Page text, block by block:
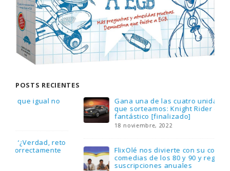
POSTS RECIENTES
Gana una de las cuatro unidades de PLAYMOBIL
que sorteamos: Knight Rider – El coche
fantástico [finalizado]
FlixOlé nos divierte con su colección de
comedias de los 80 y 90 y regalamos tres
suscripciones anuales